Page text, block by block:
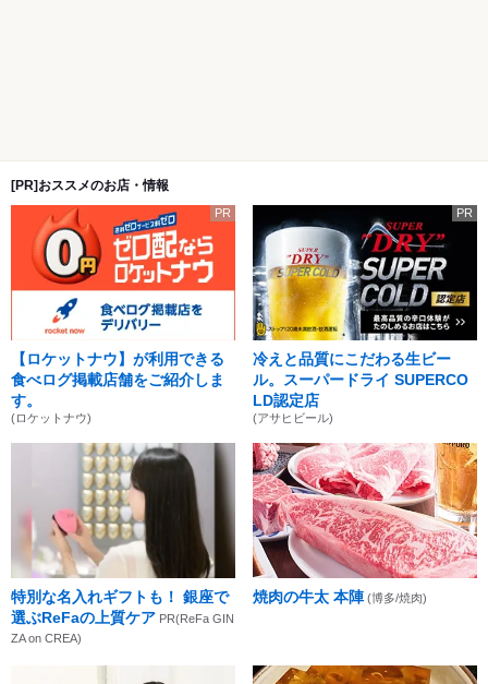
[PR]おススメのお店・情報
PR
【ロケットナウ】が利用できる
食べログ掲載店舗をご紹介しま
す。
(ロケットナウ)
PR
冷えと品質にこだわる生ビー
ル。スーパードライ SUPERCO
LD認定店
(アサヒビール)
特別な名入れギフトも！ 銀座で
選ぶReFaの上質ケア PR(ReFa GIN
ZA on CREA)
焼肉の牛太 本陣 (博多/焼肉)